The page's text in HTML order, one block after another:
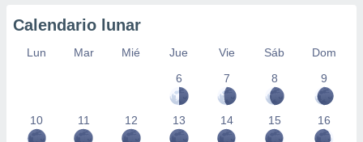
Calendario lunar
Lun Mar Mié Jue Vie Sáb
Dom
6
7 8 9
10 11 12 13 14 15 16